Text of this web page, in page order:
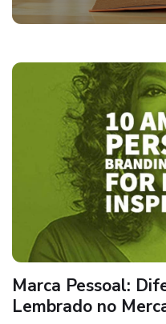
Marca Pessoal:
Lembrado no